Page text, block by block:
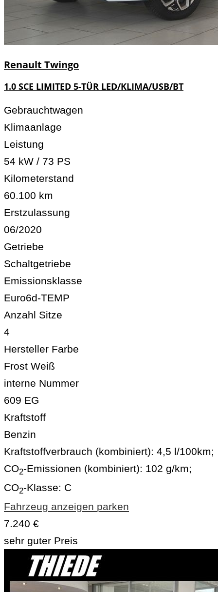
Renault Twingo
1.0 SCE LIMITED 5-TÜR LED/KLIMA/USB/BT
Gebrauchtwagen
Klimaanlage
Leistung
54 kW / 73 PS
Kilometerstand
60.100 km
Erstzulassung
06/2020
Getriebe
Schaltgetriebe
Emissionsklasse
Euro6d-TEMP
Anzahl Sitze
4
Hersteller Farbe
Frost Weiß
interne Nummer
609 EG
Kraftstoff
Benzin
Kraftstoffverbrauch (kombiniert): 4,5 l/100km;
CO2-Emissionen (kombiniert): 102 g/km;
CO2-Klasse: C
Fahrzeug anzeigen parken
7.240 €
sehr guter Preis